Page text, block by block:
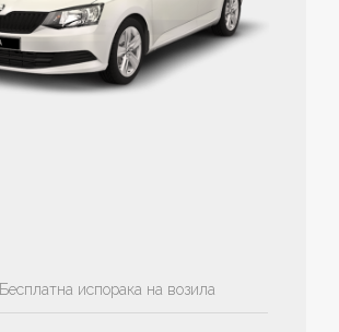
Бесплатна испорака на возила